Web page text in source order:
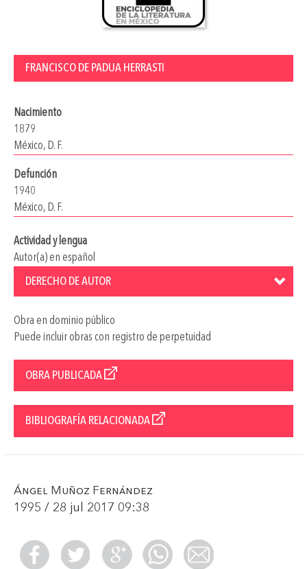
FRANCISCO DE PADUA HERRASTI
Nacimiento
1879
México, D. F.
Defunción
1940
México, D. F.
Actividad y lengua
Autor(a) en español
DERECHO DE AUTOR
Obra en dominio público
Puede incluir obras con registro de perpetuidad
OBRA PUBLICADA
BIBLIOGRAFÍA RELACIONADA
Ángel Muñoz Fernández
1995 / 28 jul 2017 09:38